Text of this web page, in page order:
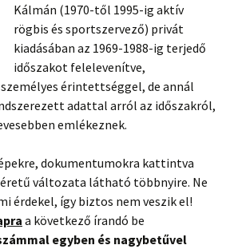
Kálmán (1970-től 1995-ig aktív
rögbis és sportszervező) privát
kiadásában az 1969-1988-ig terjedő
időszakot felelevenítve,
érintettséggel, de annál
adattal arról az időszakról,
emlékeznek.
dokumentumokra kattintva
változata látható többnyire. Ne
érdekel, így biztos nem veszik el!
a következő írandó be
egyben és nagybetűvel